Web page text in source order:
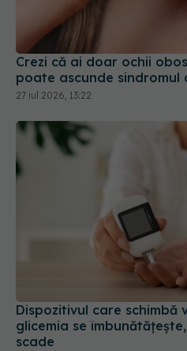
Crezi că ai doar ochii
poate ascunde sindromul
27 iul 2026, 13:22
Dispozitivul care schimbă
glicemia se
scade